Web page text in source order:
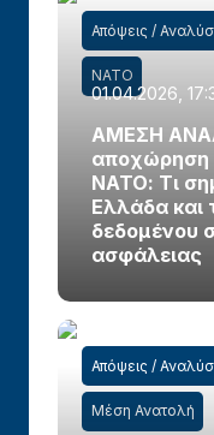
Απόψεις /
ΝΑΤΟ
01.04.2026,
ΑΜΕΣΗ
ΝΑΤΟ: Τι
Ελλάδα και
δεδομένου
ασφάλειας
Απόψεις /
Μέση Ανατολή